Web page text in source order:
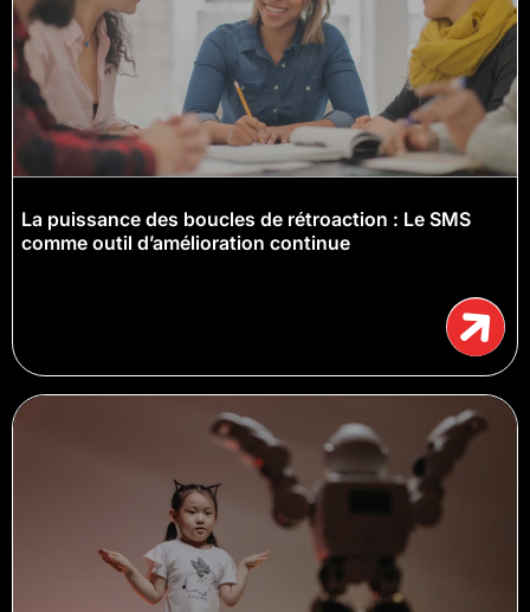
La puissance des boucles de rétroaction : Le SMS
comme outil d’amélioration continue